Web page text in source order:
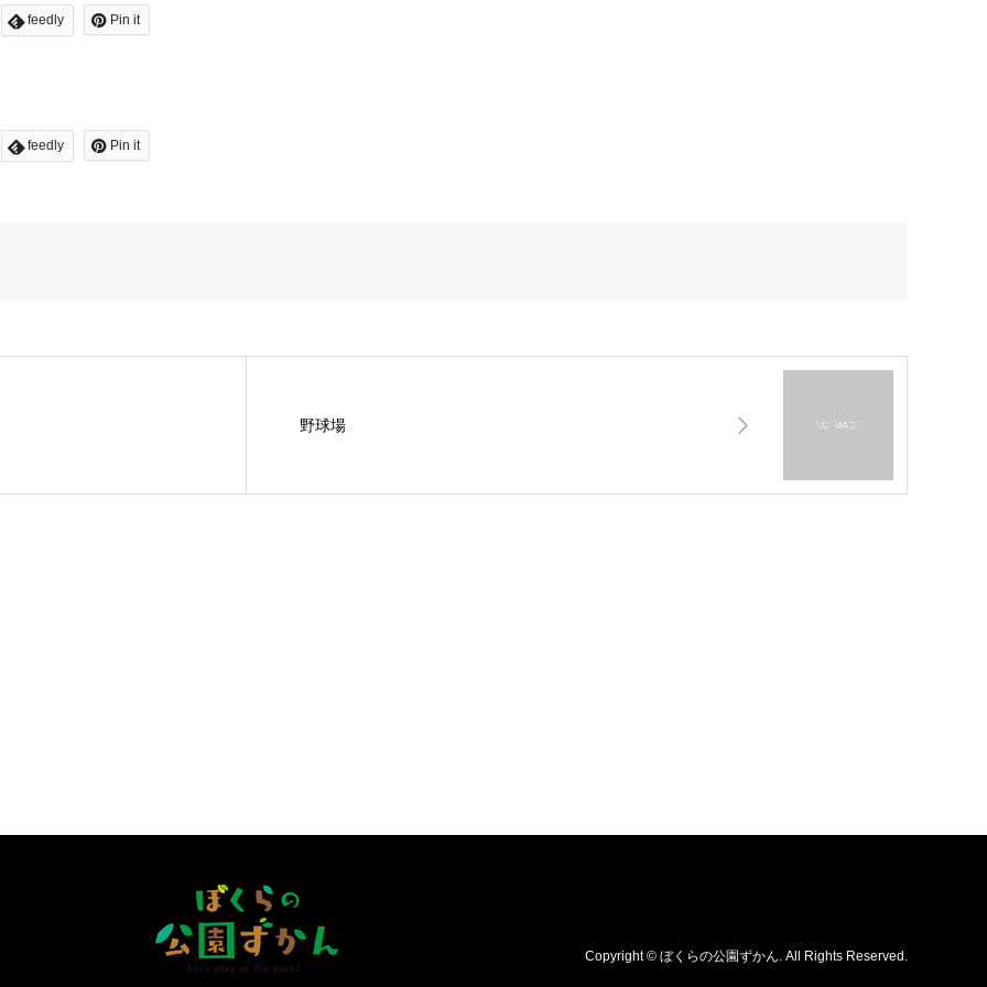
feedly Pin it
feedly Pin it
野球場
Copyright© ぼくらの公園ずかん . All Rights Reserved.